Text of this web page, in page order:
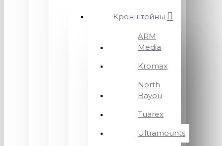
Кронштейны
ARM
Media
Kromax
North
Bayou
Tuarex
Ultramounts